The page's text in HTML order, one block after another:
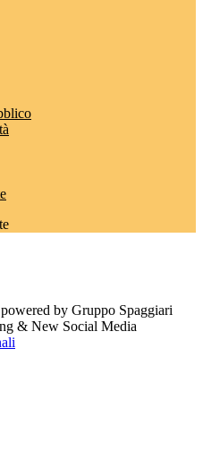
by Gruppo Spaggiari
& New Social Media